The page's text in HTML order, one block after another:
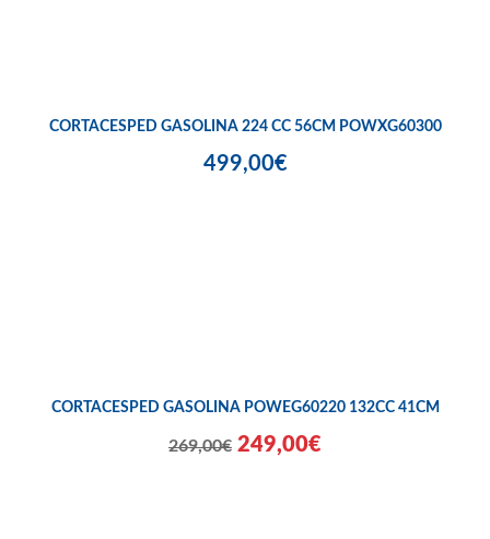
CORTACESPED GASOLINA 224 CC 56CM POWXG60300
499,00€
CORTACESPED GASOLINA POWEG60220 132CC 41CM
269,00€ 249,00€